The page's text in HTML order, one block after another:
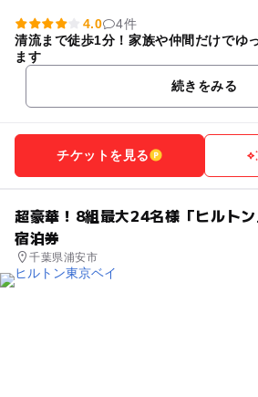
4.0
4件
清流まで徒歩1分！家族や仲間だけでゆ
ます
続きをみる
チケットを見る
超豪華！8組最大24名様「ヒルト
宿泊券
千葉県浦安市